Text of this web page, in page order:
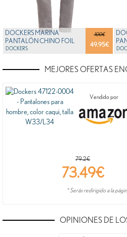
100€
49.95€
DOCKERS MARINA
PANTALÓN CHINO FOIL
DOCKERS
MEJORES OFERTAS
Vendido por
79.2€
73.49€
* Serás redirigido a la
OPINIONES DE